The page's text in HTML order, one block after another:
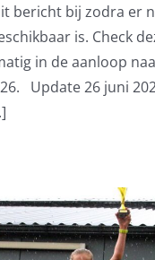
bericht bij zodra er
is. Check
in de aanloop
Update 26 juni